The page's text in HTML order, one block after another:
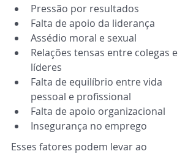
Pressão por resultados
Falta de apoio da liderança
Assédio moral e sexual
Relações tensas entre colegas e
líderes
Falta de equilíbrio entre vida
pessoal e profissional
Falta de apoio organizacional
Insegurança no emprego
Esses fatores podem levar ao